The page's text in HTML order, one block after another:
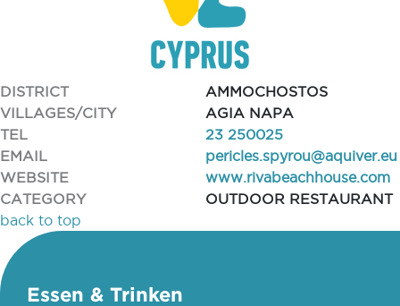
DISTRICT
AMMOCHOSTOS
VILLAGES/CITY
AGIA NAPA
TEL
23 250025
EMAIL
pericles.spyrou@aquiver.eu
WEBSITE
www.rivabeachhouse.com
CATEGORY
OUTDOOR RESTAURANT
back to top
Essen & Trinken